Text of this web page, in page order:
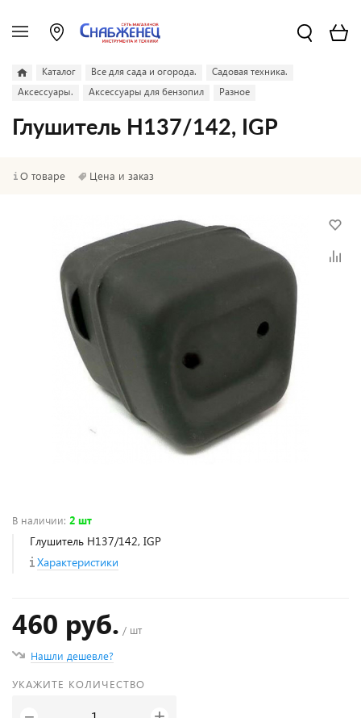
Каталог Все для сада и огорода.
Садовая техника.
Аксессуары.
Аксессуары для бензопил Разное
Глушитель Н137/142, IGP
О товаре Цена и заказ
В наличии: 2 шт
Глушитель Н137/142, IGP
Характеристики
460 руб. / шт
Нашли дешевле?
УКАЖИТЕ КОЛИЧЕСТВО